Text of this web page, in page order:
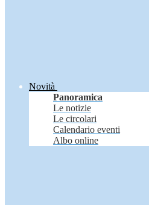
Novità
Panoramica
Le notizie
Le circolari
Calendario eventi
Albo online